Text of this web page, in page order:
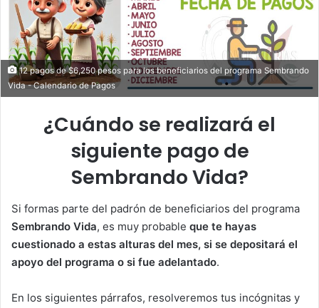
12 pagos de $6,250 pesos para los beneficiarios del programa Sembrando
Vida - Calendario de Pagos
¿Cuándo se realizará el
siguiente pago de
Sembrando Vida?
Si formas parte del padrón de beneficiarios del programa
Sembrando Vida, es muy probable que te hayas
cuestionado a estas alturas del mes, si se depositará el
apoyo del programa o si fue adelantado.
En los siguientes párrafos, resolveremos tus incógnitas y